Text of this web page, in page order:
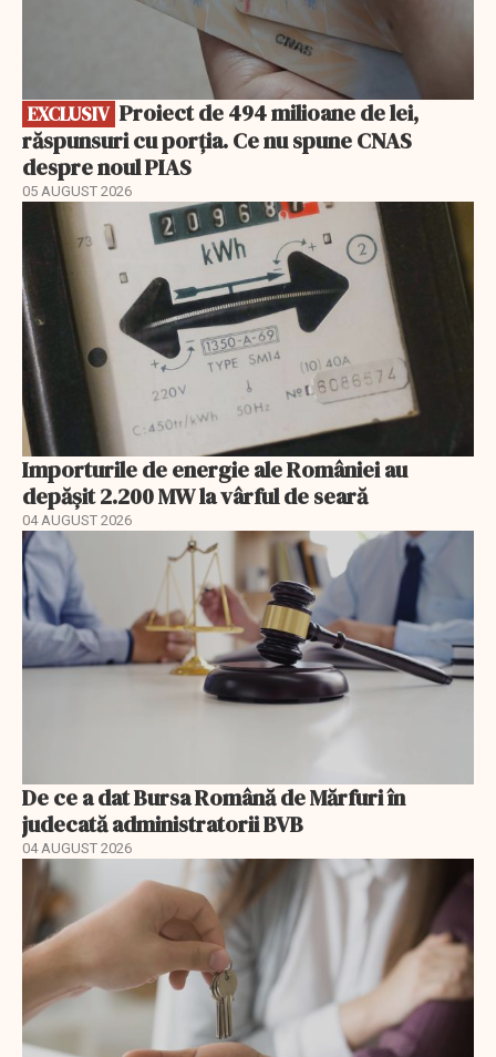
EXCLUSIV
răspunsuri cu porția. Ce nu spune CNAS
despre noul PIAS
05 AUGUST 2026
Importurile de energie ale României au
depășit 2.200 MW la vârful de seară
04 AUGUST 2026
De ce a dat Bursa Română de Mărfuri în
judecată administratorii BVB
04 AUGUST 2026